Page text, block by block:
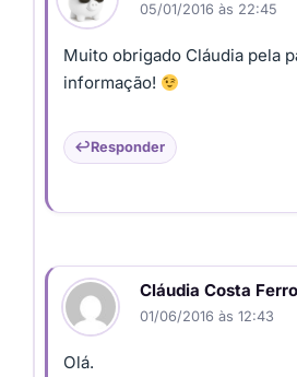
05/01/2016 às 22:45
Muito obrigado Cláudia pela
informação!
Responder
Cláudia Costa Ferro
01/06/2016 às 12:43
Olá.